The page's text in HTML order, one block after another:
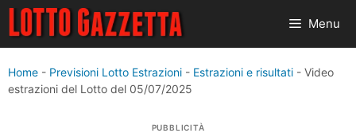
Vai
contenuto
Menu
Home - Previsioni Lotto Estrazioni - Estrazioni e risultati - Video
estrazioni del Lotto del 05/07/2025
PUBBLICITÀ